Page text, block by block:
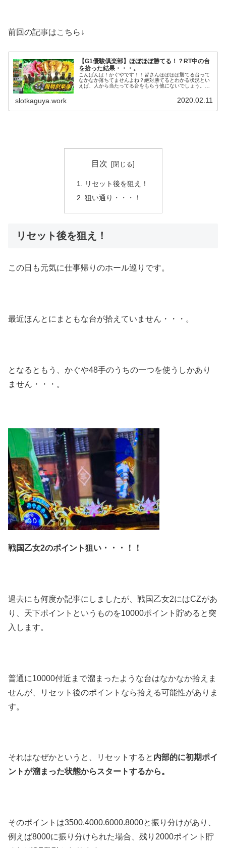
前回の記事はこちら↓
【G1優駿倶楽部】ほぼほぼ勝てる！？RT中の台
を拾った結果・・・。
こんばんは！かぐやです！！皆さんほぼほぼ勝てる台って
なかなか落ちてませんよね？絶対勝てるとわかる状況とい
えば、人から当たってる台をもらう他にないでしょう。し
slotkaguya.work 2020.02.11
目次
リセット後を狙え！
狙い通り・・・！
リセット後を狙え！
この日も元気に仕事帰りのホール巡りです。
最近ほんとにまともな台が拾えていません・・・。
となるともう、かぐや48手のうちの一つを使うしかあり
ません・・・。
戦国乙女2のポイント狙い・・・！！
過去にも何度か記事にしましたが、戦国乙女2にはCZがあ
り、天下ポイントというものを10000ポイント貯めると突
入します。
普通に10000付近まで溜まったような台はなかなか拾えま
せんが、リセット後のポイントなら拾える可能性がありま
す。
それはなぜかというと、リセットすると 内部的に初期ポイ
ントが溜まった状態からスタートするから。
そのポイントは3500.4000.6000.8000と振り分けがあり、
例えば8000に振り分けられた場合、残り2000ポイント貯